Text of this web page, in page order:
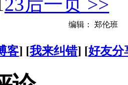
编辑： 郑伦班
客] [我来纠错] [好友分